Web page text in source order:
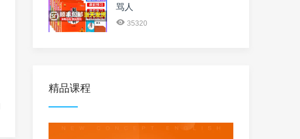
骂人
35320
精品课程